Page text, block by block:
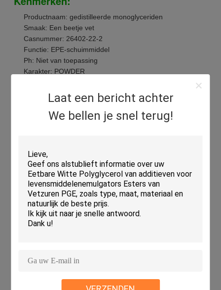
Laat een bericht achter
We bellen je snel terug!
Productnaam: gedistilleerde monoglyceriden
Smaak: Een beetje vet
Casnummer: 26402-22-2
Functie: EPE-schuimmiddel
Ph: Niet van toepassing
Karakter: POWDER
Glycerolmonostearaat
Monoglyceriden van vetzurenpoeder
EPE-schuimmiddel
Technische parameters:
Productnaam: Destilleerde monoglyceriden
Houdbaarheid: 2 jaar
Smaak: Kleine Vette
Niet van toepassing
Gebruik: Emulgatiemiddel, stabilisator en conserveermiddel